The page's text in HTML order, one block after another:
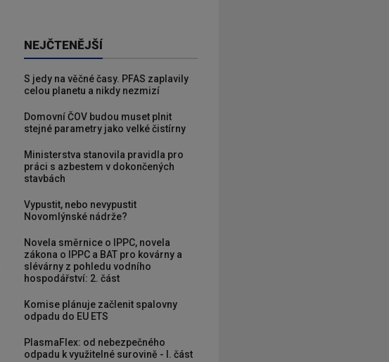
NEJČTENĚJŠÍ
S jedy na věčné časy. PFAS zaplavily
celou planetu a nikdy nezmizí
Domovní ČOV budou muset plnit
stejné parametry jako velké čistírny
Ministerstva stanovila pravidla pro
práci s azbestem v dokončených
stavbách
Vypustit, nebo nevypustit
Novomlýnské nádrže?
Novela směrnice o IPPC, novela
zákona o IPPC a BAT pro kovárny a
slévárny z pohledu vodního
hospodářství: 2. část
Komise plánuje začlenit spalovny
odpadu do EU ETS
PlasmaFlex: od nebezpečného
odpadu k využitelné surovině - I. část